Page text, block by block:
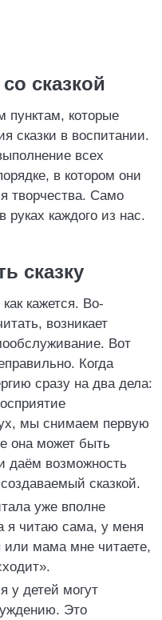
сказкой
пунктам, которые
сказки в воспитании.
всех
в котором они
творчества. Само
руках каждого из нас.
сказку
кажется. Во-
возникает
Вот
Когда
сразу на два дела:
мы снимаем первую
она может быть
даём возможность
сказкой.
уже вполне
я читаю сама, у меня
или мама мне читаете,
у детей могут
Это